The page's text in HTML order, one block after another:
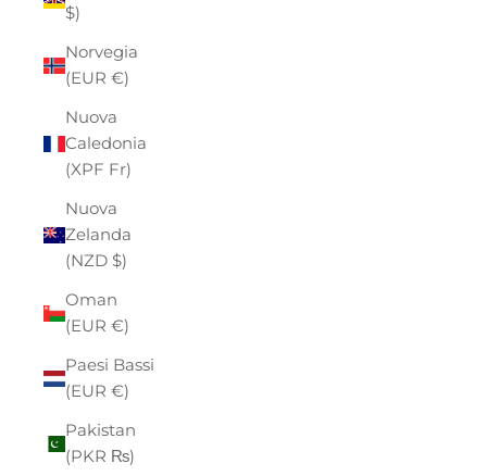
$)
Norvegia
(EUR €)
Nuova
Caledonia
(XPF Fr)
Nuova
Zelanda
(NZD $)
Oman
(EUR €)
Paesi Bassi
(EUR €)
Pakistan
(PKR ₨)